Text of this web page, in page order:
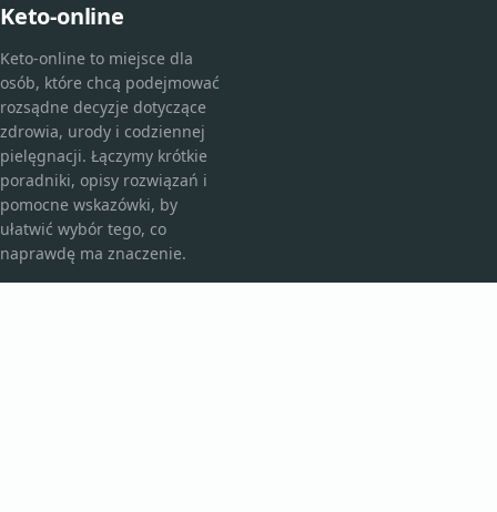
Keto-online
Keto-online to miejsce dla
osób, które chcą podejmować
rozsądne decyzje dotyczące
zdrowia, urody i codziennej
pielęgnacji. Łączymy krótkie
poradniki, opisy rozwiązań i
pomocne wskazówki, by
ułatwić wybór tego, co
naprawdę ma znaczenie.